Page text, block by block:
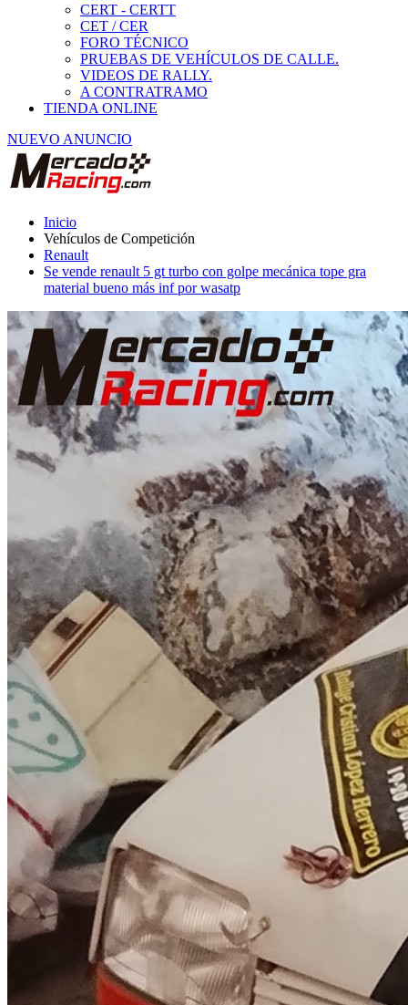
CET / CER
FORO TÉCNICO
PRUEBAS DE VEHÍCULOS DE CALLE.
VIDEOS DE RALLY.
A CONTRATRAMO
TIENDA ONLINE
NUEVO ANUNCIO
Vehículos de Competición
Renault
Se vende renault 5 gt turbo con golpe mecánica tope gra
material bueno más inf por wasatp